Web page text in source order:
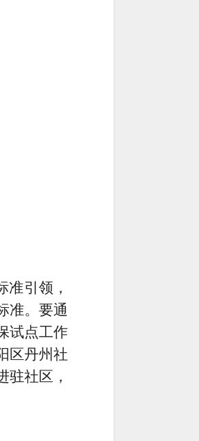
引领，
准。要通
试点工作
区丹州社
驻社区，